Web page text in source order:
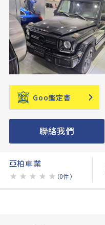
Goo鑑定書
聯絡我們
亞柏車業
★ ★ ★ ★ ★ （0件）